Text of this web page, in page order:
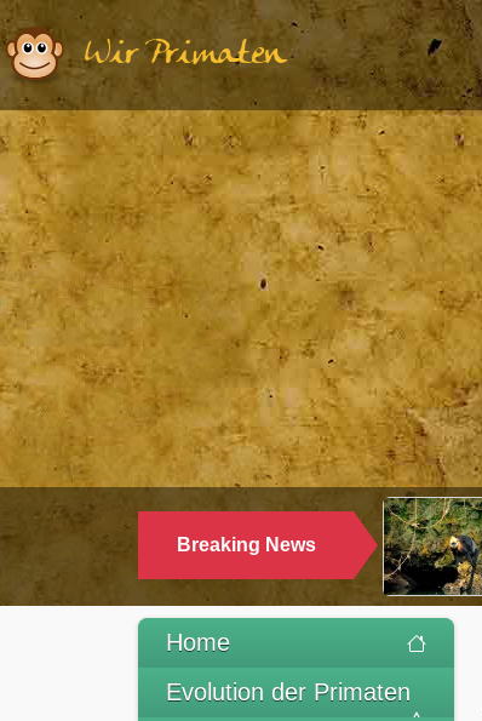
Wir Primaten
Breaking News
Home
Evolution der Primaten